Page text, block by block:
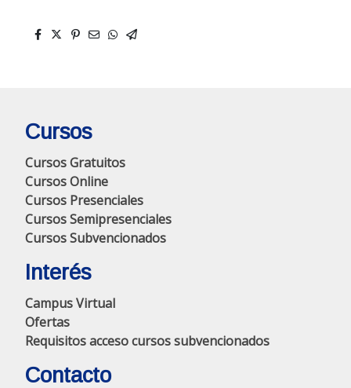
Cursos
Cursos Gratuitos
Cursos Online
Cursos Presenciales
Cursos Semipresenciales
Cursos Subvencionados
Interés
Campus Virtual
Ofertas
Requisitos acceso cursos subvencionados
Contacto